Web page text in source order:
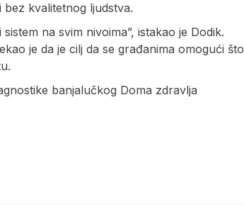
kvalitetnog ljudstva.
na svim nivoima”, istakao je Dodik.
je da je cilj da se građanima omogući što
banjalučkog Doma zdravlja